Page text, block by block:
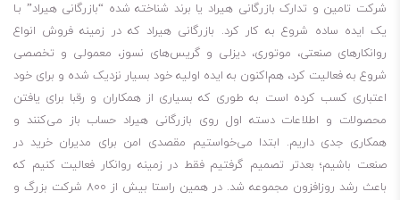
دارای قدرت پاک‌کنندگی و پراکنده‌سازی بسیار عالی دوده و ذرات ناشی از
احتراق در موتورهای دیزلی
با مقاومت عالی در برابر اکسیداسیون و پایداری عالی در برابر کاهش گرانروی
بهران توربو لاین یکی از محصولات برجسته شرکت نفت بهران است که به
عنوان روغن موتور دیزلی با کیفیت بالا شناخته می‌شود. این روغن با گرید
ویسکوزیته 25W-50 طراحی شده و به طور خاص برای موتورهای دیزلی
شرکت تامین و تدارک بازرگانی هیراد یا برند شناخته شده “بازرگانی هیراد” بـا
یک ایده ساده شروع به کار کرد. بازرگانی هیراد که در زمینه فروش انواع
روانکارهای صنعتی، موتوری، دیزلی و گریس‌های نسوز، معمولی و تخصصی
شروع به فعالیت کرد، هم‌اکنون به ایده اولیه خود بسیار نزدیک شده و برای خود
اعتباری کسب کرده است به طوری که بسیاری از همکاران و رقبا برای یافتن
محصولات و اطلاعات دسته اول روی بازرگانی هیراد حساب باز می‌کنند و
همکاری جدی داریم. ابتدا می‌خواستیم مقصدی امن برای مدیران خرید در
صنعت باشیم؛ بعدتر تصمیم گرفتیم فقط در زمینه روانکار فعالیت کنیم که
باعث رشد روزافزون مجموعه شد. در همین راستا بیش از 800 شرکت بزرگ و